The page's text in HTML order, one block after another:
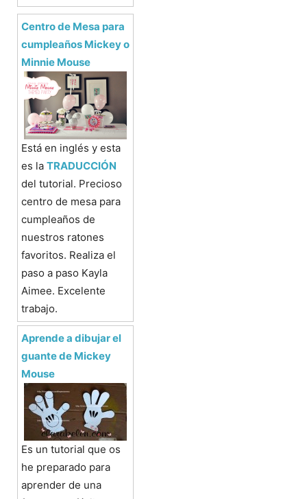
Centro de Mesa para
cumpleaños Mickey o
Minnie Mouse
Está en inglés y esta
es la TRADUCCIÓN
del tutorial. Precioso
centro de mesa para
cumpleaños de
nuestros ratones
favoritos. Realiza el
paso a paso Kayla
Aimee. Excelente
trabajo.
Aprende a dibujar el
guante de Mickey
Mouse
Es un tutorial que os
he preparado para
aprender de una